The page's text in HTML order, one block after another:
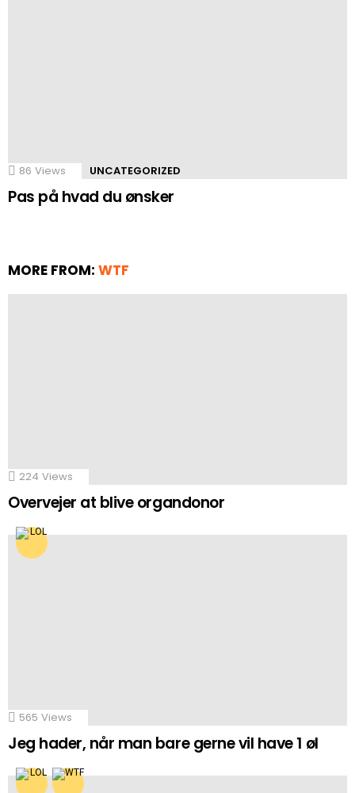
86 Views UNCATEGORIZED
Pas på hvad du ønsker
MORE FROM: WTF
224 Views
Overvejer at blive organdonor
565 Views
Jeg hader, når man bare gerne vil have 1 øl